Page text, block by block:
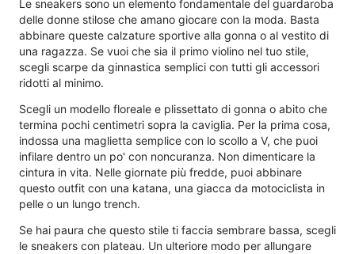
Le sneakers sono un elemento fondamentale del guardaroba
delle donne stilose che amano giocare con la moda. Basta
abbinare queste calzature sportive alla gonna o al vestito di
una ragazza. Se vuoi che sia il primo violino nel tuo stile,
scegli scarpe da ginnastica semplici con tutti gli accessori
ridotti al minimo.
Scegli un modello floreale e plissettato di gonna o abito che
termina pochi centimetri sopra la caviglia. Per la prima cosa,
indossa una maglietta semplice con lo scollo a V, che puoi
infilare dentro un po' con noncuranza. Non dimenticare la
cintura in vita. Nelle giornate più fredde, puoi abbinare
questo outfit con una katana, una giacca da motociclista in
pelle o un lungo trench.
Se hai paura che questo stile ti faccia sembrare bassa, scegli
le sneakers con plateau. Un ulteriore modo per allungare